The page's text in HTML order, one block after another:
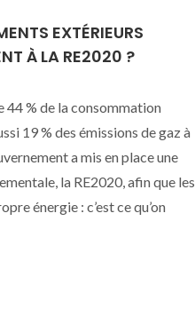
EXTÉRIEURS
À LA RE2020 ?
44 % de la consommation
19 % des émissions de gaz à
a mis en place une
la RE2020, afin que les
énergie : c’est ce qu’on